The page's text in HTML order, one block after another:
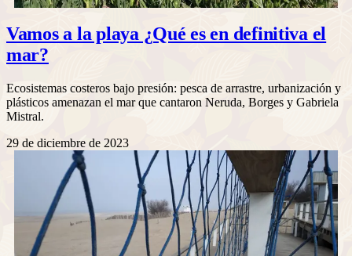
Vamos a la playa ¿Qué es en definitiva el
mar?
Ecosistemas costeros bajo presión: pesca de arrastre, urbanización y
plásticos amenazan el mar que cantaron Neruda, Borges y Gabriela
Mistral.
29 de diciembre de 2023